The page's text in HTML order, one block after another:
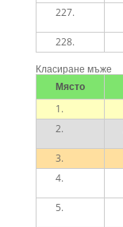
227.
228.
Класиране мъже
Място
1.
2.
3.
4.
5.